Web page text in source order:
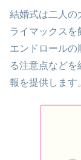
結婚式は二人の
ライマックスを
エンドロールの
る注意点など
報を提供します